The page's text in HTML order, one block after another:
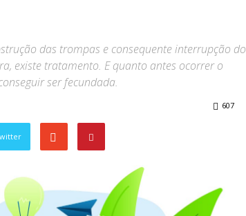
das trompas e consequente interrupção do
existe tratamento. E quanto antes ocorrer o
ser fecundada.
607